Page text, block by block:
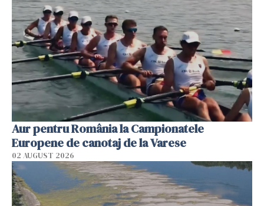
Aur pentru România la Campionatele
Europene de canotaj de la Varese
02 AUGUST 2026